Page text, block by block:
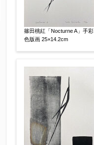
篠田桃紅「Nocturne A」手彩
色版画 25×14.2cm